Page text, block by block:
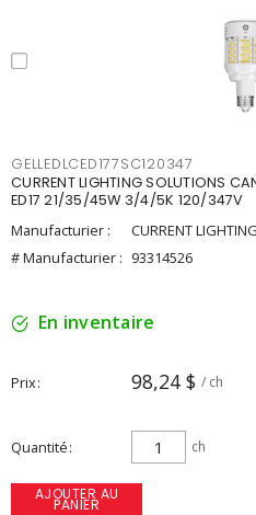
GELLEDLCED177SC120347
CURRENT LIGHTING SOLUTIONS
ED17 21/35/45W 3/4/5K 120/347V
Manufacturier :
CURRENT
# Manufacturier : 93314526
En inventaire
Prix 98,24 $ / ch
Quantité ch
AJOUTER AU
PANIER